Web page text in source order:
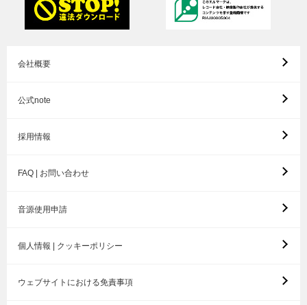
会社概要
公式note
採用情報
FAQ | お問い合わせ
音源使用申請
個人情報 | クッキーポリシー
ウェブサイトにおける免責事項